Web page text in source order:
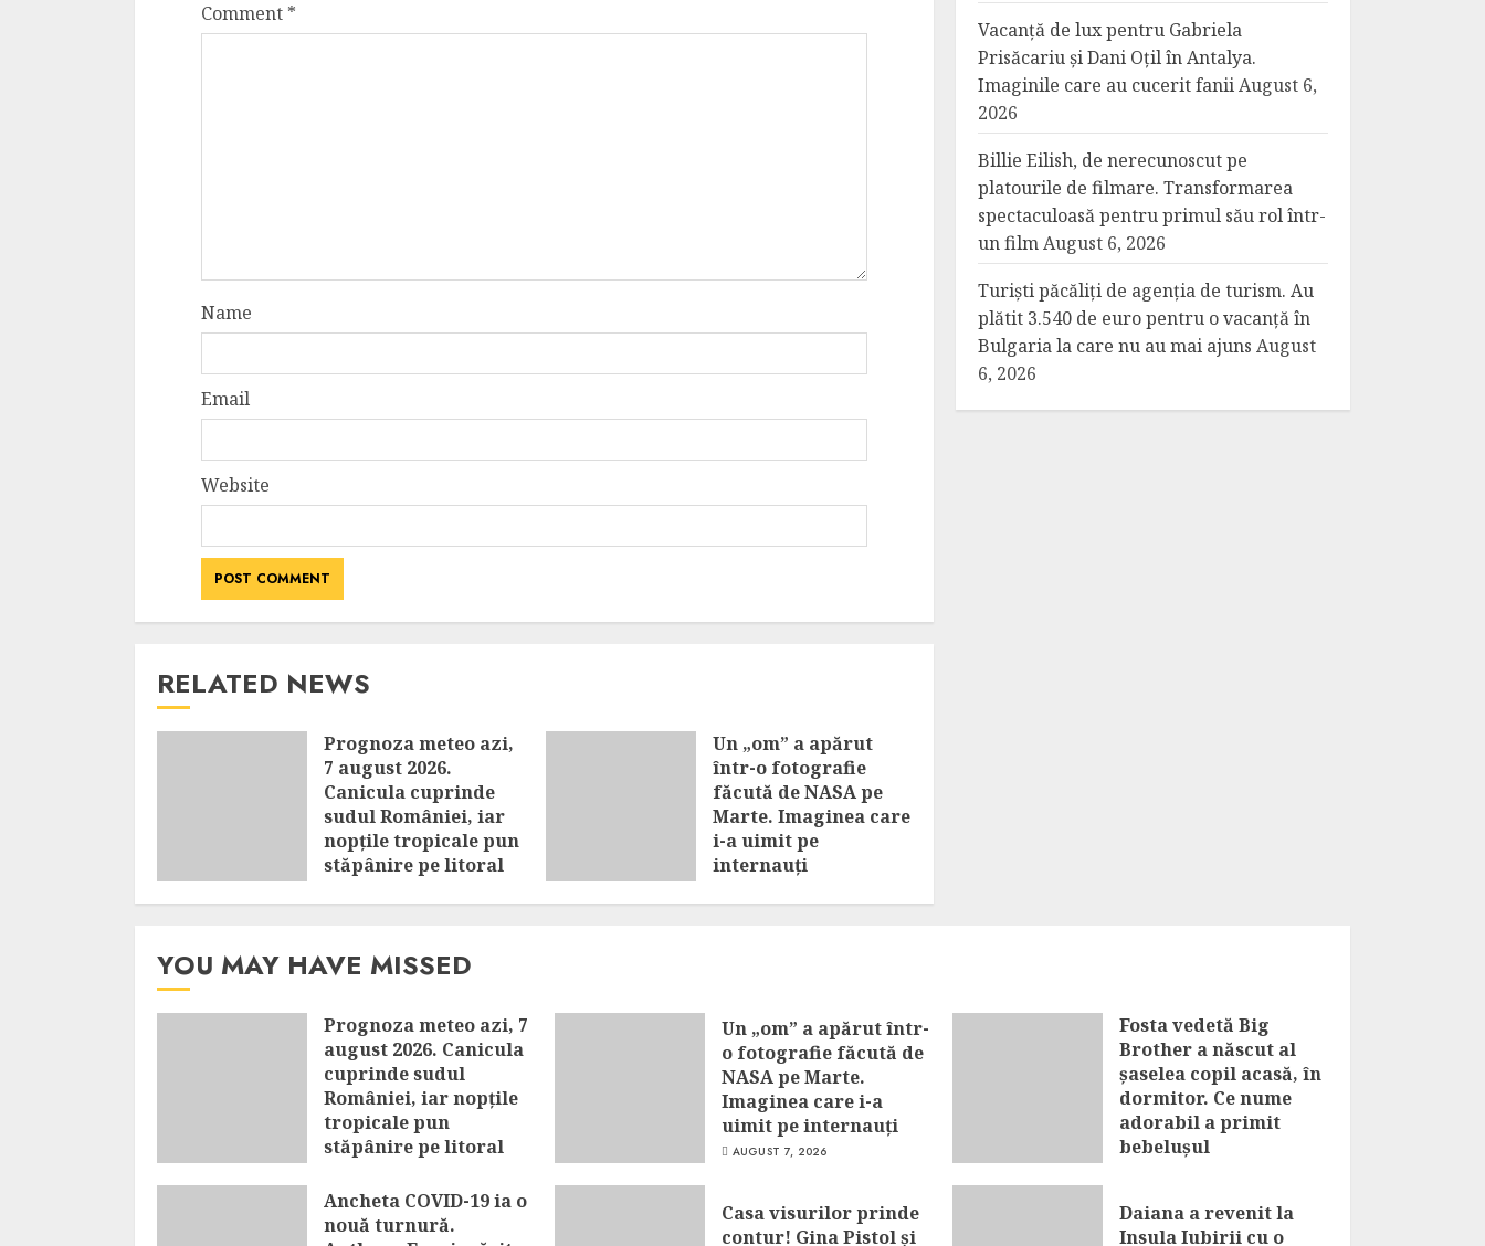
Comment *
Name
Email
Website
RELATED NEWS
Prognoza meteo azi,
7 august 2026.
Canicula cuprinde
sudul României, iar
nopțile tropicale pun
stăpânire pe litoral
Un „om” a apărut
într-o fotografie
făcută de NASA pe
Marte. Imaginea care
i-a uimit pe
internauți
Vacanță de lux pentru Gabriela
Prisăcariu și Dani Oțil în Antalya.
Imaginile care au cucerit faniiAugust 6,
2026
Billie Eilish, de nerecunoscut pe
platourile de filmare. Transformarea
spectaculoasă pentru primul său rol într-
un filmAugust 6, 2026
Turiști păcăliți de agenția de turism. Au
plătit 3.540 de euro pentru o vacanță în
Bulgaria la care nu au mai ajuns August
6, 2026
YOU MAY HAVE MISSED
Prognoza meteo azi, 7
august 2026. Canicula
cuprinde sudul
României, iar nopțile
tropicale pun
stăpânire pe litoral
Un „om” a apărut într-
o fotografie făcută de
NASA pe Marte.
Imaginea care i-a
uimit pe internauți
AUGUST 7, 2026
Fosta vedetă Big
Brother a născut al
șaselea copil acasă, în
dormitor. Ce nume
adorabil a primit
bebelușul
Ancheta COVID-19 ia o
nouă turnură.
Casa visurilor prinde
contur! Gina Pistol și
Daiana a revenit la
Insula Iubirii cu o